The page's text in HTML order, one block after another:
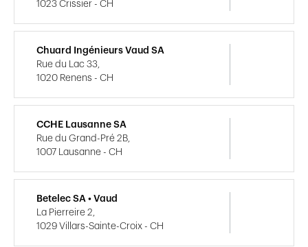
1023 Crissier - CH
Chuard Ingénieurs Vaud SA
Rue du Lac 33,
1020 Renens - CH
CCHE Lausanne SA
Rue du Grand-Pré 2B,
1007 Lausanne - CH
Betelec SA • Vaud
La Pierreire 2,
1029 Villars-Sainte-Croix - CH